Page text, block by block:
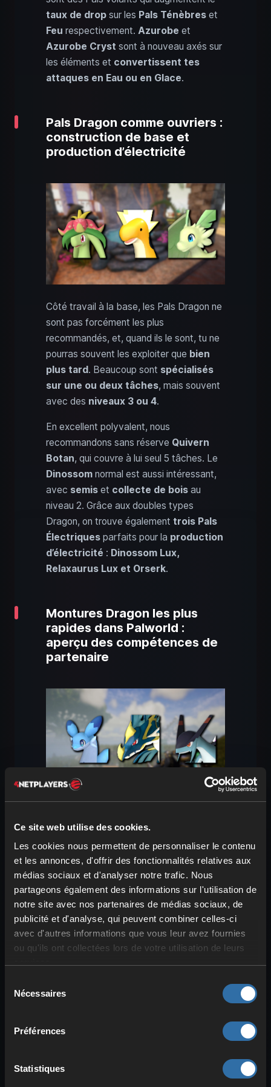
Ce site web utilise des cookies.
Les cookies nous permettent de personnaliser le contenu
et les annonces, d'offrir des fonctionnalités relatives aux
médias sociaux et d'analyser notre trafic. Nous
partageons également des informations sur l'utilisation de
notre site avec nos partenaires de médias sociaux, de
publicité et d'analyse, qui peuvent combiner celles-ci
avec d'autres informations que vous leur avez fournies
ou qu'ils ont collectées lors de votre utilisation de leurs
Nécessaires
Préférences
Statistiques
taux de drop sur les Pals Ténèbres et
Feu respectivement. Azurobe et
Azurobe Cryst sont à nouveau axés sur
les éléments et convertissent tes
attaques en Eau ou en Glace.
Pals Dragon comme ouvriers :
construction de base et
production d’électricité
Côté travail à la base, les Pals Dragon ne
sont pas forcément les plus
recommandés, et, quand ils le sont, tu ne
pourras souvent les exploiter que bien
plus tard. Beaucoup sont spécialisés
sur une ou deux tâches, mais souvent
avec des niveaux 3 ou 4.
En excellent polyvalent, nous
recommandons sans réserve Quivern
Botan, qui couvre à lui seul 5 tâches. Le
Dinossom normal est aussi intéressant,
avec semis et collecte de bois au
niveau 2. Grâce aux doubles types
Dragon, on trouve également trois Pals
Électriques parfaits pour la production
d’électricité : Dinossom Lux,
Relaxaurus Lux et Orserk.
Montures Dragon les plus
rapides dans Palworld :
aperçu des compétences de
partenaire
tu auras à nouveau unlarge choix
montures. Àl’exception d’Orserk, tous
les Pals de cet élément peuvent servir de
monture. Surterre, dans lesairsou sur
l’eau, il existe une belle sélection de Pals
performants. Voici ceux qui misent
surtout sur la vitesseou excellent dans
des situations spécifiques.
Lesmeilleures monturesde type